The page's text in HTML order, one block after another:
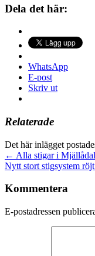
Dela det här:
WhatsApp
E-post
Skriv ut
Relaterade
Det här inlägget
← Alla stigar i
Nytt stort stigsystem
Kommentera
E-postadressen